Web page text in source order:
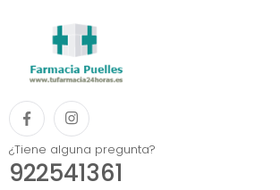
¿Tiene alguna pregunta?
922541361